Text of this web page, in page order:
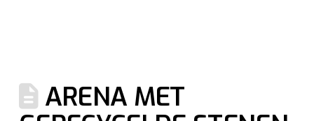
ARENA MET